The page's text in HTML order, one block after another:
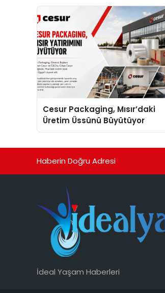
Cesur Packaging, Mısır’daki
Üretim Üssünü Büyütüyor
Haberin Doğru Adresi
İdeal Yaşam Haberleri